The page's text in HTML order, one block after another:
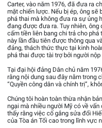
Carter, vào năm 1976, đã đưa ra
mặt chiến lược. Nếu bị ép, ông sẽ
phá thai mà không đưa ra sự ủng
đang được đưa ra. Tuy nhiên, ông
cấm tiền liên bang chi trả cho
này lần đầu tiên được thông qua
đảng, thách thức thực tại kinh
phá thai được tài trợ bởi người
Tại đại hội đảng Dân chủ năm
rằng nội dung sau đây nằm trong
“Quyền công dân và chính trị”,
Chúng tôi hoàn toàn thừa nhận
ngại mà nhiều người Mỹ có về
thấy rằng việc cố gắng sửa đổi
của Tòa án Tối cao trong lĩnh vực